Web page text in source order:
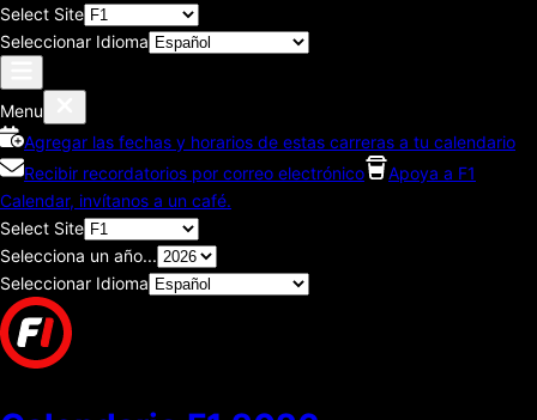
Select Site
Seleccionar Idioma
Menu
Agregar las fechas y horarios de estas carreras a tu calendario
Recibir recordatorios por correo electrónico
Apoya a F1
Calendar, invítanos a un café.
Select Site
Selecciona un año...
Seleccionar Idioma